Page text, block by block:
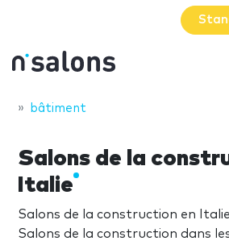
bâtiment
Salons de la
Italie
Salons de la construction en
Salons de la construction dans